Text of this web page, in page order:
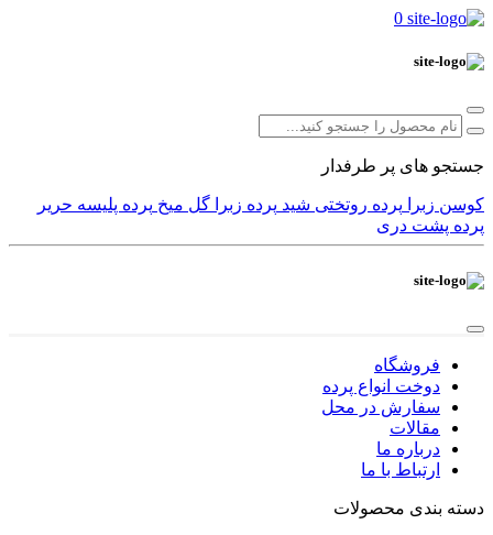
0
جستجو های پر طرفدار
کوسن زبرا پرده روتختی شید پرده زبرا گل میخ پرده پلیسه حریر
پرده پشت دری
فروشگاه
دوخت انواع پرده
سفارش در محل
مقالات
درباره ما
ارتباط با ما
دسته بندی محصولات